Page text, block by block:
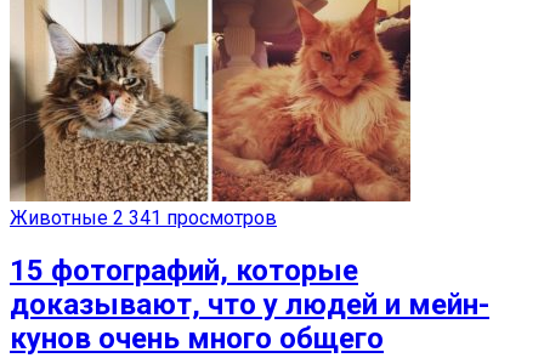
Животные 2 341 просмотров
15 фотографий, которые
доказывают, что у людей и мейн-
кунов очень много общего